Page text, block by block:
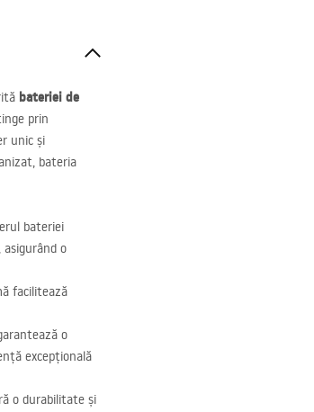
bateriei de
prin
unic și
bateria
bateriei
o
facilitează
o
excepțională
o durabilitate și